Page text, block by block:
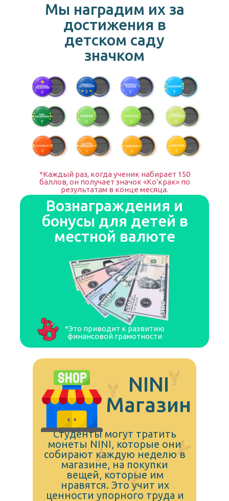
Мы наградим их за
достижения в
детском саду
значком
*Каждый раз, когда ученик набирает 150
баллов, он получает значок «Ко'крак» по
результатам в конце месяца.
Вознаграждения и
бонусы для детей в
местной валюте
*Это приводит к развитию
финансовой грамотности
NINI
Магазин
Студенты могут тратить
монеты NINI, которые они
собирают каждую неделю в
магазине, на покупки
вещей, которые им
нравятся. Это учит их
ценности упорного труда и